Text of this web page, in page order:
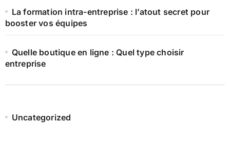
La formation intra-entreprise : l’atout secret pour
booster vos équipes
Quelle boutique en ligne : Quel type choisir
entreprise
Uncategorized